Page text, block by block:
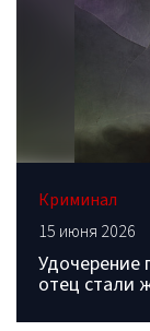
Криминал
15 июня 2026
Удочерение
отец стали